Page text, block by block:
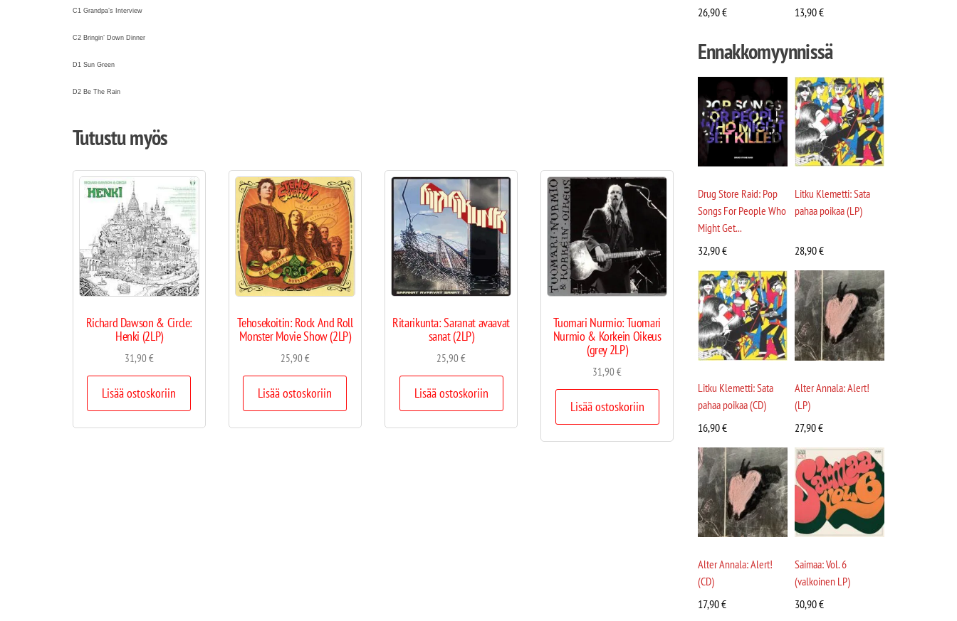
C1 Grandpa’s Interview
C2 Bringin’ Down Dinner
D1 Sun Green
D2 Be The Rain
Tutustu myös
Richard Dawson & Circle:
Henki (2LP)
31,90€
Lisää ostoskoriin
Tehosekoitin: Rock And Roll
Monster Movie Show (2LP)
25,90€
Lisää ostoskoriin
Ritarikunta: Saranat avaavat
sanat (2LP)
25,90€
Lisää ostoskoriin
Tuomari Nurmio: Tuomari
Nurmio & Korkein Oikeus
(grey 2LP)
31,90€
Lisää ostoskoriin
26,90€
13,90€
Ennakkomyynnissä
Drug Store Raid: Pop
Songs For People Who
Might Get...
32,90€
Litku Klemetti: Sata
pahaa poikaa (LP)
28,90€
Litku Klemetti: Sata
pahaa poikaa (CD)
16,90€
Alter Annala: Alert!
(LP)
27,90€
Alter Annala: Alert!
(CD)
17,90€
Saimaa: Vol. 6
(valkoinen LP)
30,90€